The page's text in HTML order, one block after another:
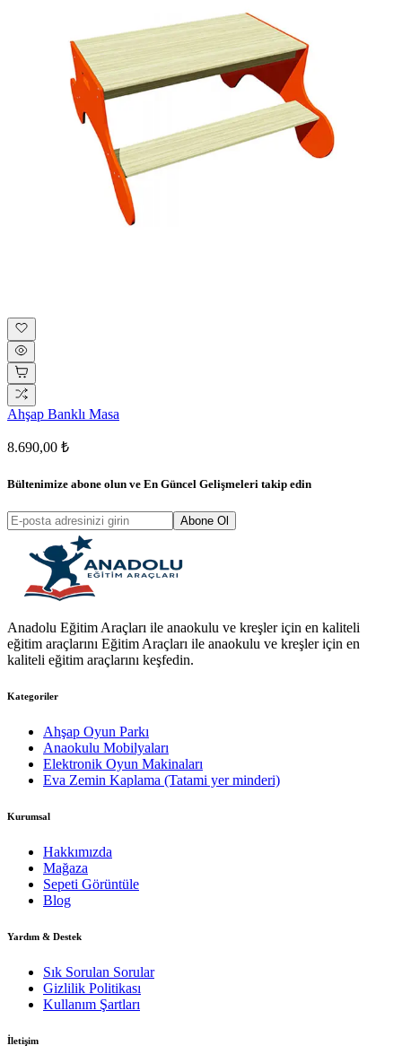
Ahşap Banklı Masa
8.690,00 ₺
Bültenimize abone olun ve En Güncel Gelişmeleri takip edin
Abone Ol
Anadolu Eğitim Araçları ile anaokulu ve kreşler için en kaliteli
eğitim araçlarını Eğitim Araçları ile anaokulu ve kreşler için en
kaliteli eğitim araçlarını keşfedin.
Kategoriler
Ahşap Oyun Parkı
Anaokulu Mobilyaları
Elektronik Oyun Makinaları
Eva Zemin Kaplama (Tatami yer minderi)
Kurumsal
Hakkımızda
Mağaza
Sepeti Görüntüle
Blog
Yardım & Destek
Sık Sorulan Sorular
Gizlilik Politikası
Kullanım Şartları
İletişim